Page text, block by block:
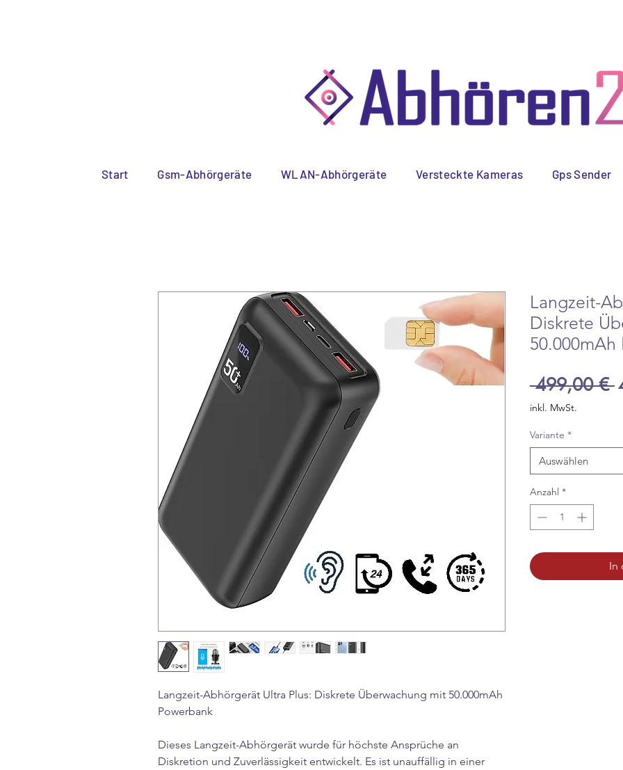
Start Gsm-Abhörgeräte WLAN-Abhörgeräte Versteckte Kameras Gps Sender
Langzeit-Abhörgerät Ultra Plus: Diskrete Überwachung mit 50.000mAh
Powerbank
Dieses Langzeit-Abhörgerät wurde für höchste Ansprüche an
Diskretion und Zuverlässigkeit entwickelt. Es ist unauffällig in einer
Langzeit-
Diskrete
50.000mAh
499,00 €
inkl. MwSt.
Variante *
Auswählen
Anzahl *
In